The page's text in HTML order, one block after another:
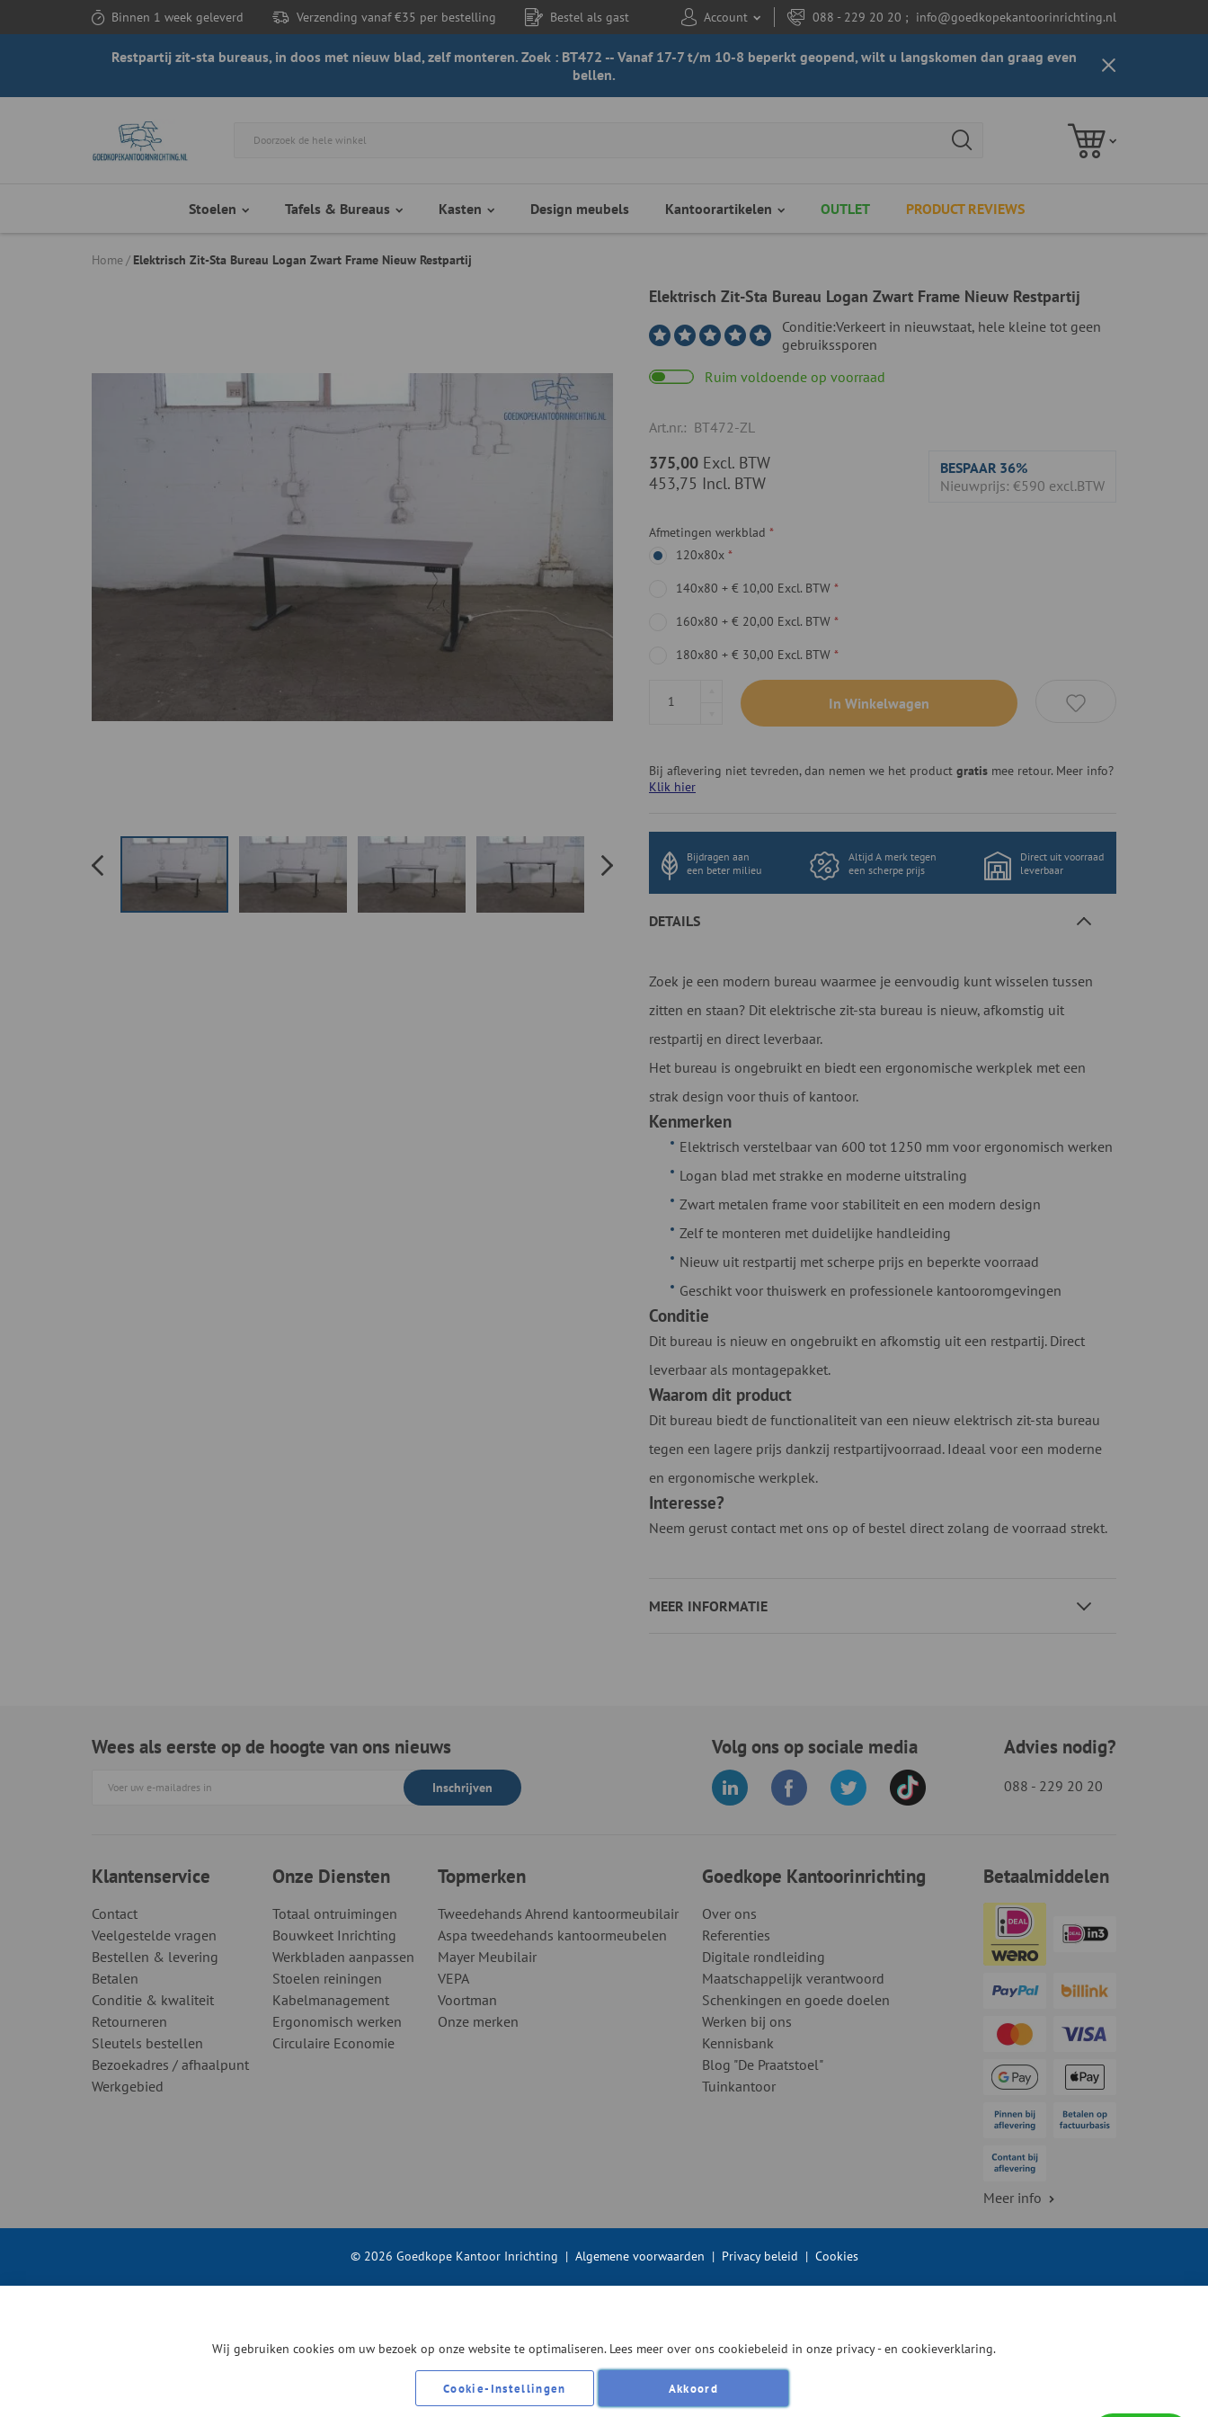
Binnen 1 week geleverd Verzending vanaf €35 per bestelling Bestel als gast Account 088 - 229 20 20 ; info@goedkopekantoorinrichting.nl
Restpartij zit-sta bureaus, in doos met nieuw blad, zelf monteren. Zoek : BT472 -- Vanaf 17-7 t/m 10-8 beperkt geopend, wilt u langskomen dan graag even
bellen.
Stoelen Tafels & Bureaus Kasten Design meubels Kantoorartikelen OUTLET PRODUCT REVIEWS
Home Elektrisch Zit-Sta Bureau Logan Zwart Frame Nieuw Restpartij
Elektrisch Zit-Sta Bureau Logan Zwart Frame Nieuw Restpartij
Conditie:Verkeert in nieuwstaat, hele kleine tot geen
gebruikssporen
Ruim voldoende op voorraad
Art.nr.: BT472-ZL
BESPAAR 36%
Nieuwprijs: €590 excl.BTW
453,75 Incl. BTW
375,00 Excl. BTW
Afmetingen werkblad
120x80x
140x80 +€ 10,00 Excl. BTW
160x80 +€ 20,00 Excl. BTW
180x80 +€ 30,00 Excl. BTW
In Winkelwagen
Bij aflevering niet tevreden, dan nemen we het productgratis mee retour. Meer info?
Klik hier
Bijdragen aan
een beter milieu
Altijd A merk tegen
een scherpe prijs
Direct uit voorraad
leverbaar
DETAILS
Zoek je een modern bureau waarmee je eenvoudig kunt wisselen tussen
zitten en staan? Dit elektrische zit-sta bureau is nieuw, afkomstig uit
restpartij en direct leverbaar.
Het bureau is ongebruikt en biedt een ergonomische werkplek met een
strak design voor thuis of kantoor.
Kenmerken
Elektrisch verstelbaar van 600 tot 1250 mm voor ergonomisch werken
Logan blad met strakke en moderne uitstraling
Zwart metalen frame voor stabiliteit en een modern design
Zelf te monteren met duidelijke handleiding
Nieuw uit restpartij met scherpe prijs en beperkte voorraad
Geschikt voor thuiswerk en professionele kantooromgevingen
Conditie
Dit bureau is nieuw en ongebruikt en afkomstig uit een restpartij. Direct
leverbaar als montagepakket.
Waarom dit product
Dit bureau biedt de functionaliteit van een nieuw elektrisch zit-sta bureau
tegen een lagere prijs dankzij restpartijvoorraad. Ideaal voor een moderne
en ergonomische werkplek.
Interesse?
Neem gerust contact met ons op of bestel direct zolang de voorraad strekt.
MEER INFORMATIE
Wees als eerste op de hoogte van ons nieuws
Inschrijven
Volg ons op sociale media
Klantenservice
Contact
Veelgestelde vragen
Bestellen & levering
Betalen
Conditie & kwaliteit
Retourneren
Sleutels bestellen
Bezoekadres / afhaalpunt
Werkgebied
Onze Diensten
Totaal ontruimingen
Bouwkeet Inrichting
Werkbladen aanpassen
Stoelen reiningen
Kabelmanagement
Ergonomisch werken
Circulaire Economie
Topmerken
Tweedehands Ahrend kantoormeubilair
Aspa tweedehands kantoormeubelen
Mayer Meubilair
VEPA
Voortman
Onze merken
Goedkope Kantoorinrichting
Over ons
Referenties
Digitale rondleiding
Maatschappelijk verantwoord
Schenkingen en goede doelen
Werken bij ons
Kennisbank
Blog "De Praatstoel"
Tuinkantoor
Advies nodig?
088 - 229 20 20
Betaalmiddelen
Meer info
| Algemene voorwaarden | Privacy beleid | Cookies
© 2026 Goedkope Kantoor Inrichting
Wij gebruiken cookies om uw bezoek op onze website te optimaliseren. Lees meer over ons cookiebeleid in onze privacy - en cookieverklaring.
Akkoord
Cookie-Instellingen